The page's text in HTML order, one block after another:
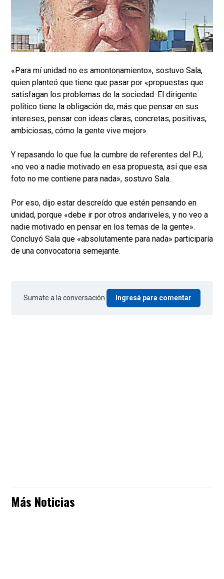
«Para mí unidad no es amontonamiento», sostuvo Sala,
quien planteó que tiene que pasar por «propuestas que
satisfagan los problemas de la sociedad. El dirigente
político tiene la obligación de, más que pensar en sus
intereses, pensar con ideas claras, concretas, positivas,
ambiciosas, cómo la gente vive mejor».
Y repasando lo que fue la cumbre de referentes del PJ,
«no veo a nadie motivado en esa propuesta, así que esa
foto no me contiene para nada», sostuvo Sala.
Por eso, dijo estar descreído que estén pensando en
unidad, porque «debe ir por otros andariveles, y no veo a
nadie motivado en pensar en los temas de la gente».
Concluyó Sala que «absolutamente para nada» participaría
de una convocatoria semejante.
Sumate a la conversación. Ingresá para comentar
Más Noticias